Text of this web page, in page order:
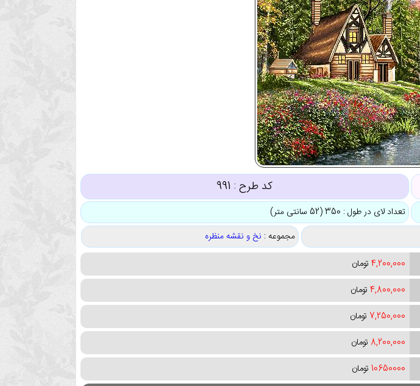
کد طرح : 991
تعداد لای در طول : 350 (52 سانتی متر)
مجموعه : نخ و نقشه منظره
4,200,000 تومان
4,800,000 تومان
7,250,000 تومان
8,200,000 تومان
10650000 تومان